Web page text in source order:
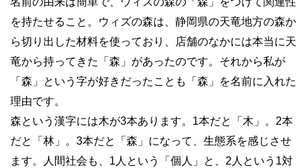
を持たせること。ウィズの森は、静岡県の天竜地方の森か
ら切り出した材料を使っており、店舗のなかには本当に天
竜から持ってきた「森」があったのです。それから私が
「森」という字が好きだったことも「森」を名前に入れた
理由です。
森という漢字には木が3本あります。1本だと「木」。2本
だと「林」。3本だと「森」になって、生態系を感じさせ
ます。人間社会も、1人という「個人」と、2人という1対